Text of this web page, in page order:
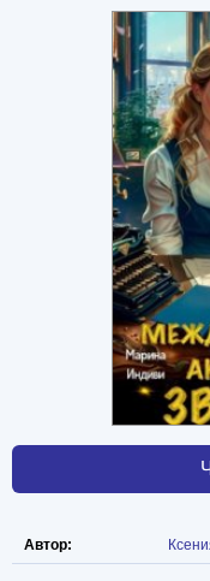
Автор: